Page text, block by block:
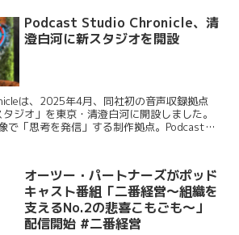
Podcast Studio Chronicle、清
澄白河に新スタジオを開設
は、2025年4月、同社初の音声収録拠点
ジオ」を東京・清澄白河に開設しました。
で「思考を発信」する制作拠点。Podcast
オーツー・パートナーズがポッド
キャスト番組「二番経営～組織を
支えるNo.2の悲喜こもごも～」
配信開始 #二番経営